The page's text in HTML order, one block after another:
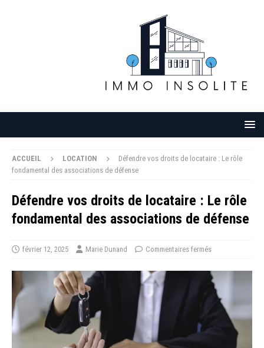
ACCUEIL LOCATION
Défendre vos droits de locataire : Le rôle
fondamental des associations de défense
Défendre vos droits de locataire : Le rôle
fondamental des associations de défense
février 12, 2025 Marie Dunand Commentaires fermés